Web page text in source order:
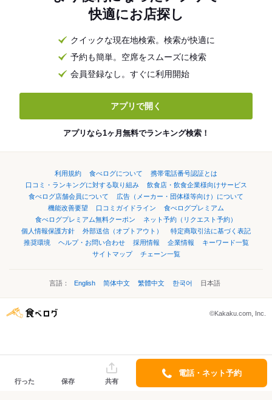
快適にお店探し
クイックな現在地検索。検索が快適に
予約も簡単。空席をスムーズに検索
会員登録なし。すぐに利用開始
アプリで開く
アプリなら1ヶ月無料でランキング検索！
利用規約 食べログについて
携帯電話番号認証とは
口コミ・ランキングに対する取り組み
飲食店・飲食企業様向けサービス
食べログ店舗会員について
広告（メーカー・団体様等向け）について
機能改善要望
口コミガイドライン
食べログプレミアム
食べログプレミアム無料クーポン
ネット予約（リクエスト予約）
個人情報保護方針
外部送信（オプトアウト）
特定商取引法に基づく表記
推奨環境
ヘルプ・お問い合わせ 採用情報 企業情報
キーワード一覧
サイトマップ
チェーン一覧
言語： English 简体中文 繁體中文 한국어 日本語
©Kakaku.com, Inc.
行った 保存 共有
電話・ネット予約